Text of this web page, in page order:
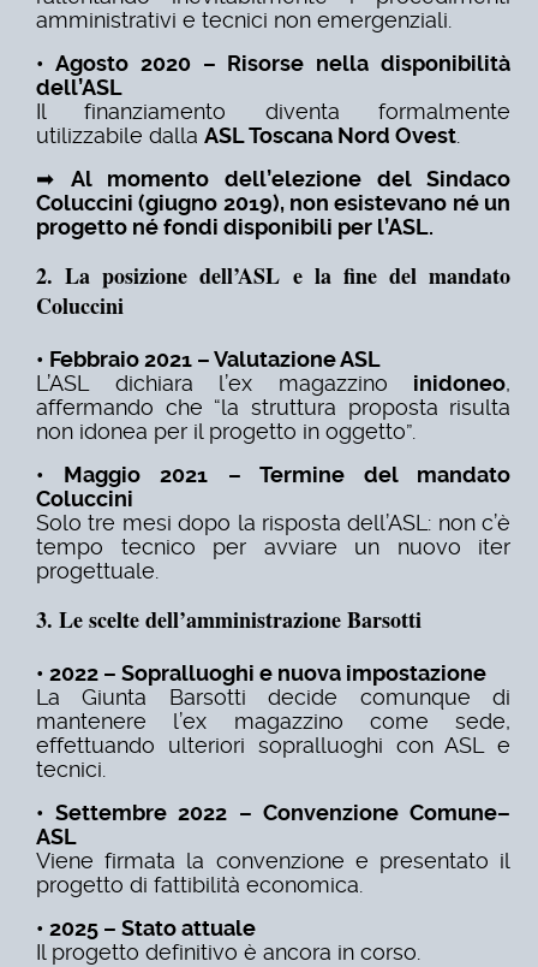
amministrativi e tecnici non emergenziali.
• Agosto 2020 – Risorse nella disponibilità
dell’ASL
Il finanziamento diventa formalmente
utilizzabile dalla ASL Toscana Nord Ovest
➡Al momento dell’elezione del Sindaco
Coluccini (giugno 2019), non esistevano né un
progetto né fondi disponibili per l’ASL.
2. La posizione dell’ASL e la fine del mandato
Coluccini
• Febbraio 2021 – Valutazione ASL
L’ASL dichiara l’ex magazzino inidoneo,
affermando che “la struttura proposta risulta
non idonea per il progetto in oggetto”.
• Maggio 2021 – Termine del mandato
Coluccini
Solo tre mesi dopo la risposta dell’ASL: non c’è
tempo tecnico per avviare un nuovo iter
progettuale.
3. Le scelte dell’amministrazione Barsotti
• 2022 – Sopralluoghi e nuova impostazione
La Giunta Barsotti decide comunque di
mantenere l’ex magazzino come sede,
effettuando ulteriori sopralluoghi con ASL e
tecnici.
• Settembre 2022 – Convenzione Comune–
ASL
Viene firmata la convenzione e presentato il
progetto di fattibilità economica.
• 2025 – Stato attuale
Il progetto definitivo è ancora in corso.